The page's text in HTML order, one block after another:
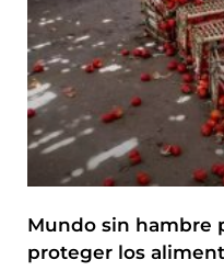
Mundo sin hambre
proteger los